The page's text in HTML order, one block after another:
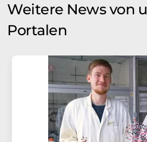
Weitere News von
Portalen